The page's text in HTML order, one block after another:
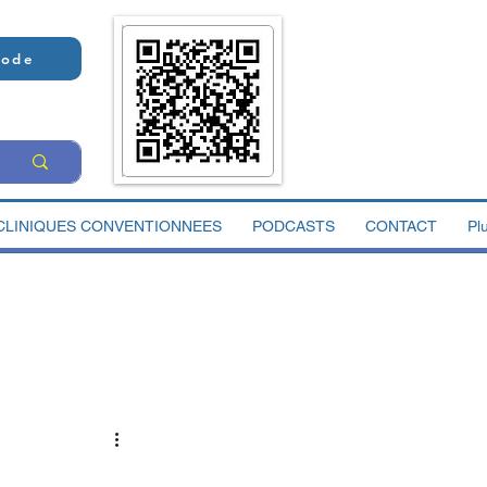
CONVENTIONNEES PODCASTS CONTACT